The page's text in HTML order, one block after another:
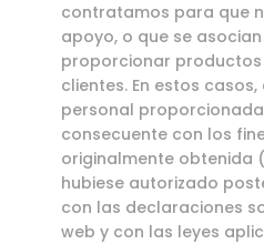
contratamos para que
apoyo, o que se
proporcionar productos
clientes. En estos
personal
consecuente con los
originalmente obtenida
hubiese autorizado
con las declaraciones
web y con las leyes